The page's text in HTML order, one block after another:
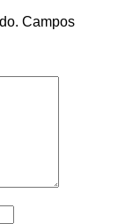
Campos